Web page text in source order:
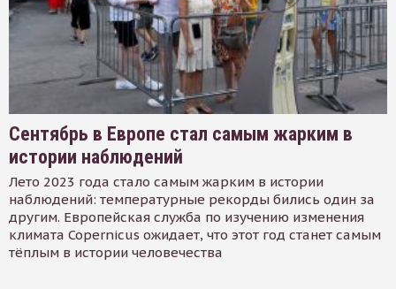
Сентябрь в Европе стал самым жарким в
истории наблюдений
Лето 2023 года стало самым жарким в истории
наблюдений: температурные рекорды бились один за
другим. Европейская служба по изучению изменения
климата Copernicus ожидает, что этот год станет самым
тёплым в истории человечества